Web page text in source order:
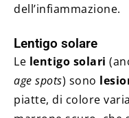
dell’infiammazione.
Lentigo solare
Le lentigo solari
age spots) sono
piatte, di colore